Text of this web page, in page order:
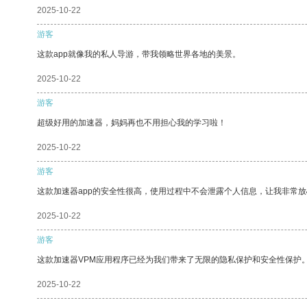
2025-10-22
游客
这款app就像我的私人导游，带我领略世界各地的美景。
2025-10-22
游客
超级好用的加速器，妈妈再也不用担心我的学习啦！
2025-10-22
游客
这款加速器app的安全性很高，使用过程中不会泄露个人信息，让我非常
2025-10-22
游客
这款加速器VPM应用程序已经为我们带来了无限的隐私保护和安全性保护
2025-10-22